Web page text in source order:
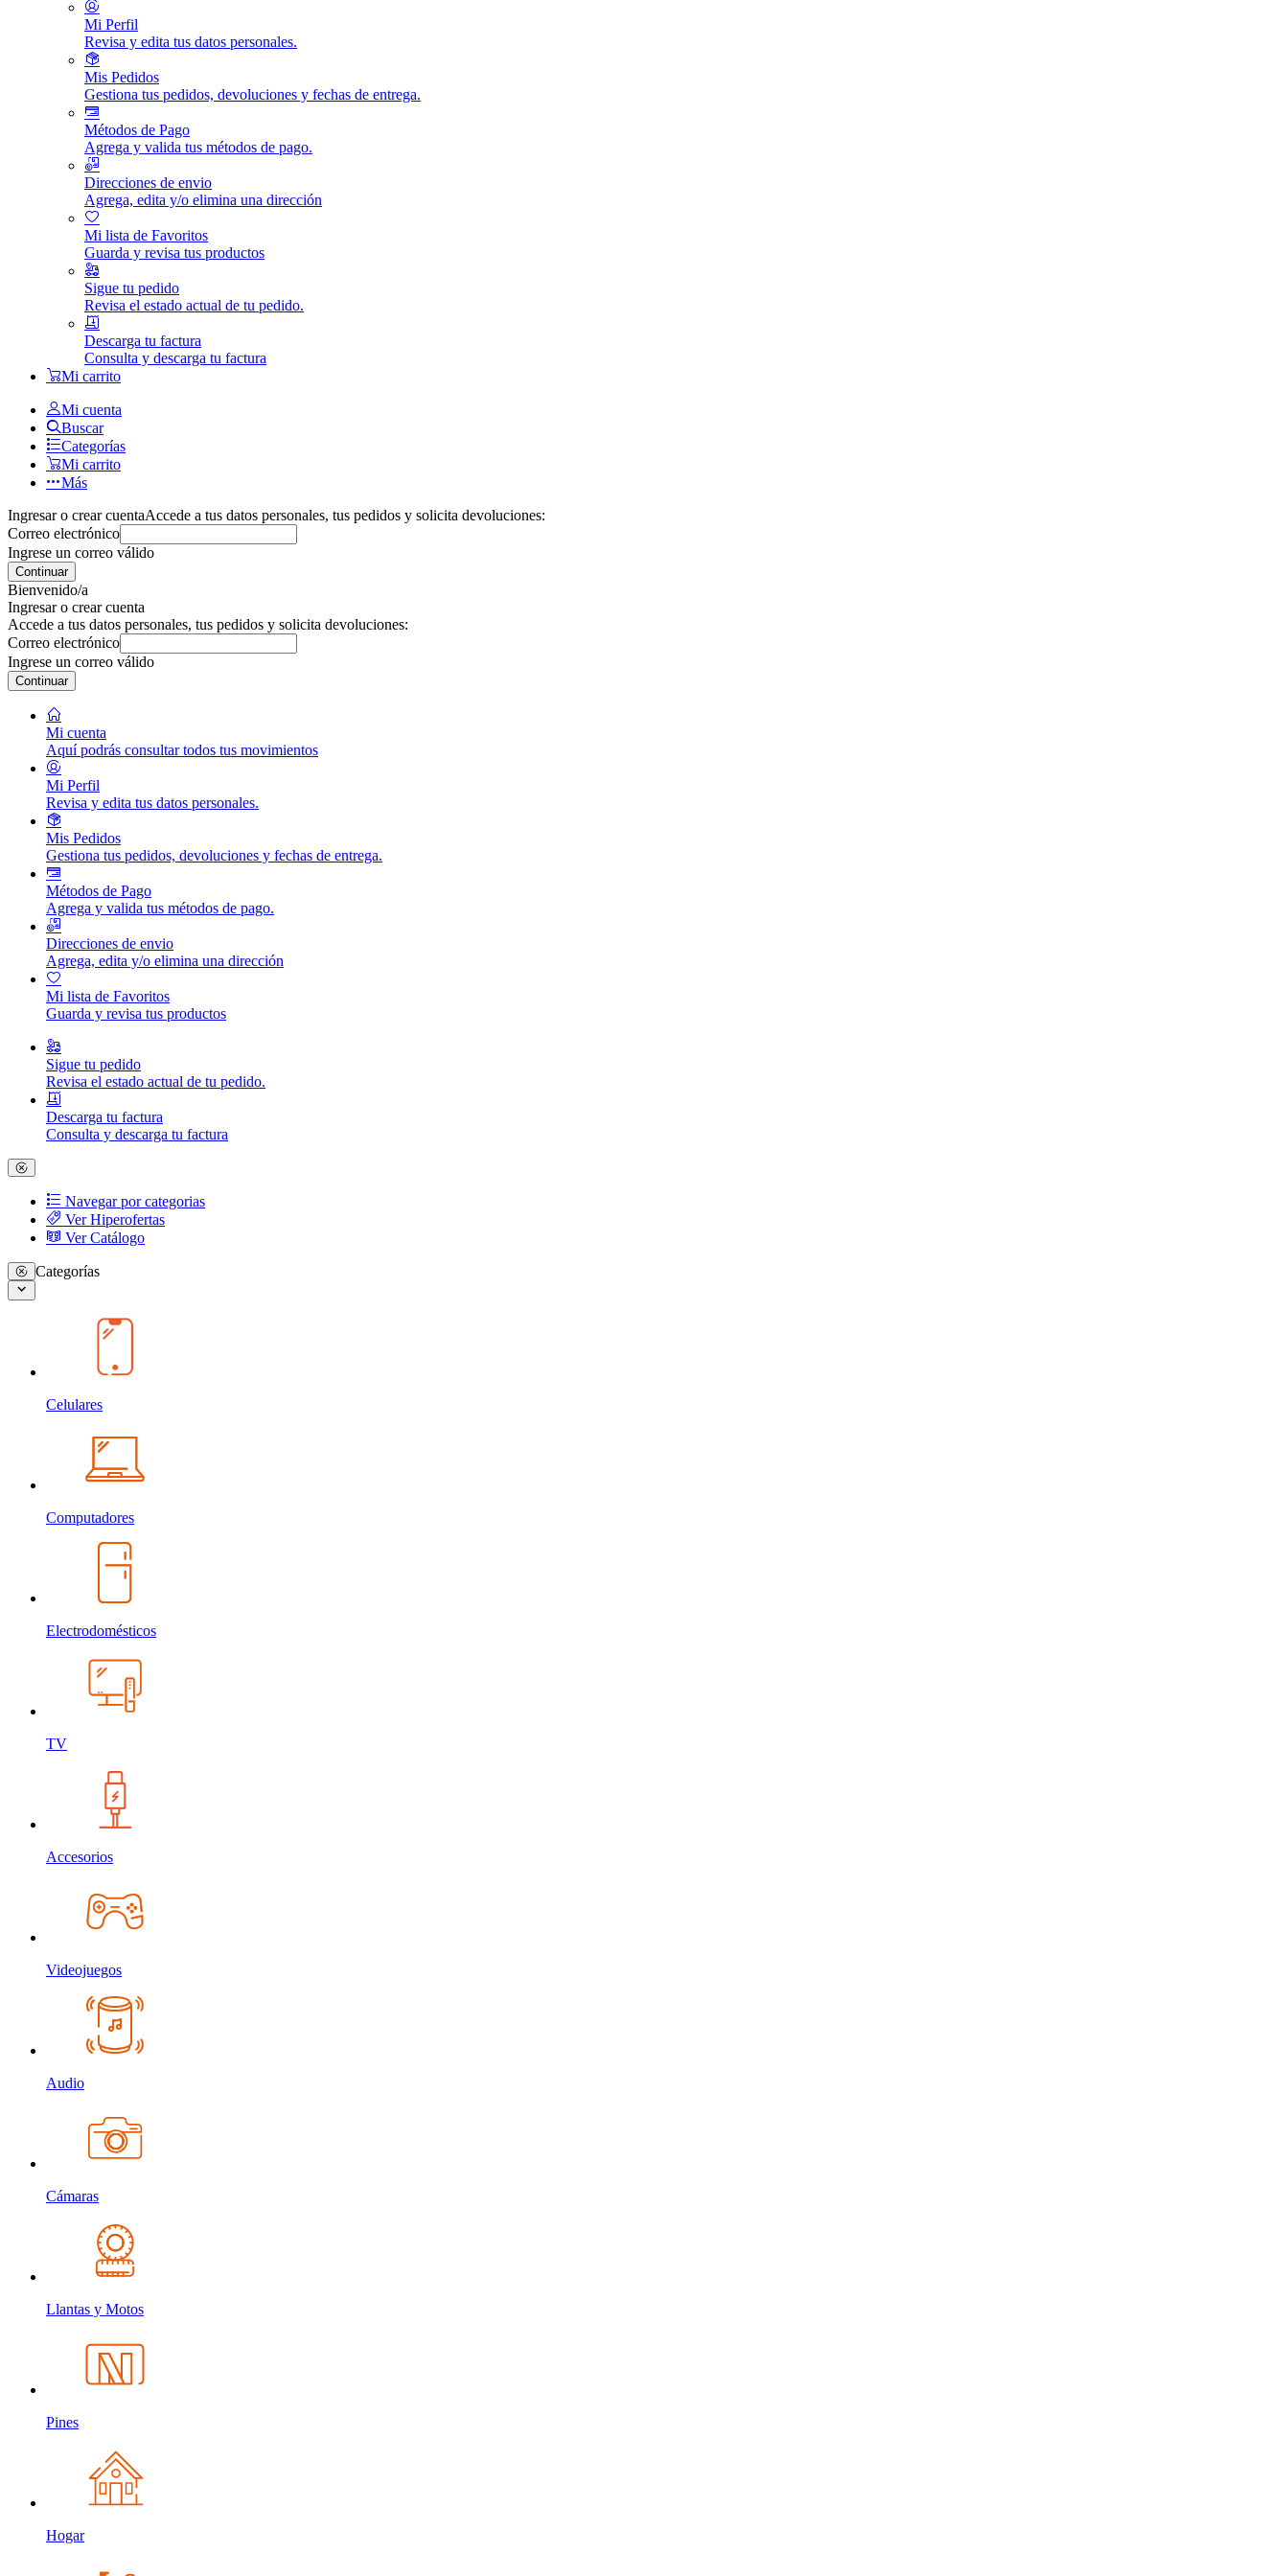
Mi Perfil
Revisa y edita tus datos personales.
Mis Pedidos
Gestiona tus pedidos, devoluciones y fechas de entrega.
Métodos de Pago
Agrega y valida tus métodos de pago.
Direcciones de envio
Agrega, edita y/o elimina una dirección
Mi lista de Favoritos
Guarda y revisa tus productos
Sigue tu pedido
Revisa el estado actual de tu pedido.
Descarga tu factura
Consulta y descarga tu factura
Mi carrito
Mi cuenta
Buscar
Categorías
Mi carrito
Más
Ingresar o crear cuentaAccede a tus datos personales, tus pedidos y solicita devoluciones:
Correo electrónico
Ingrese un correo válido
Continuar
Bienvenido/a
Ingresar o crear cuenta
Accede a tus datos personales, tus pedidos y solicita devoluciones:
Correo electrónico
Ingrese un correo válido
Continuar
Mi cuenta
Aquí podrás consultar todos tus movimientos
Mi Perfil
Revisa y edita tus datos personales.
Mis Pedidos
Gestiona tus pedidos, devoluciones y fechas de entrega.
Métodos de Pago
Agrega y valida tus métodos de pago.
Direcciones de envio
Agrega, edita y/o elimina una dirección
Mi lista de Favoritos
Guarda y revisa tus productos
Sigue tu pedido
Revisa el estado actual de tu pedido.
Descarga tu factura
Consulta y descarga tu factura
Navegar por categorias
Ver Hiperofertas
Ver Catálogo
Categorías
Celulares
Computadores
Electrodomésticos
TV
Accesorios
Videojuegos
Audio
Cámaras
Llantas y Motos
Pines
Hogar